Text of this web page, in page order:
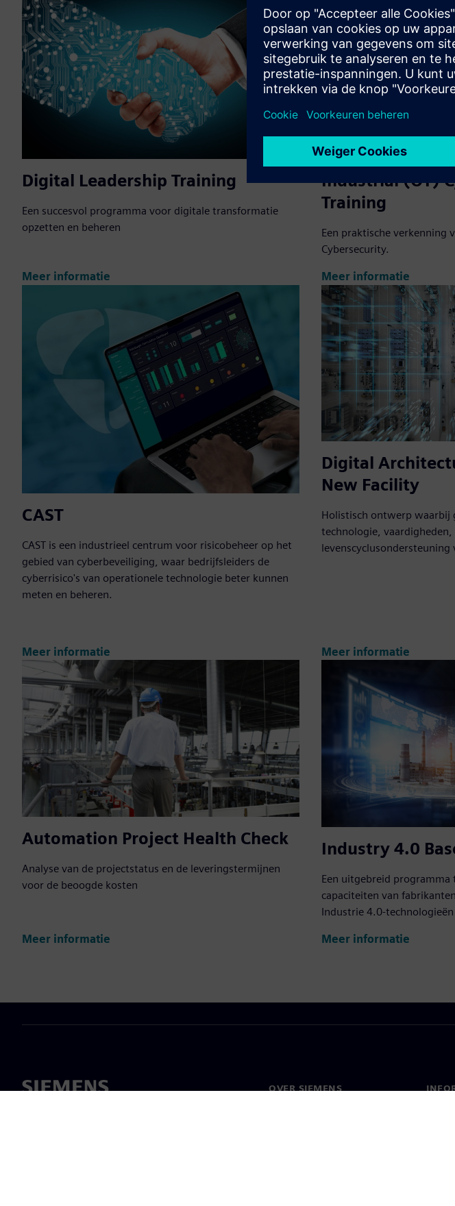
Digital Leadership Training
Een succesvol programma voor digitale transformatie
opzetten en beheren
Meer informatie
Industrial (OT)
Training
Een praktische verkenning
Cybersecurity.
Meer informatie
CAST
CAST is een industrieel centrum voor risicobeheer op het
gebied van cyberbeveiliging, waar bedrijfsleiders de
cyberrisico's van operationele technologie beter kunnen
meten en beheren.
Meer informatie
Digital
New Facility
Holistisch ontwerp waarbij
technologie, vaardigheden,
Meer informatie
Automation Project Health Check
Analyse van de projectstatus en de leveringstermijnen
voor de beoogde kosten
Meer informatie
Industry 4.0
Een uitgebreid
capaciteiten van
Industrie 4.0-
Meer informatie
OVER SIEMENS